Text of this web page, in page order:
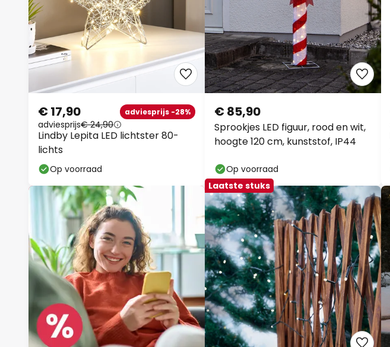
Lindby Lepita LED lichtster 80-
lichts
€ 17,90 adviesprijs -28%
adviesprijs€ 24,90
Op voorraad
Sprookjes LED figuur, rood en wit,
hoogte 120 cm, kunststof, IP44
€ 85,90
Op voorraad
Laatste stuks